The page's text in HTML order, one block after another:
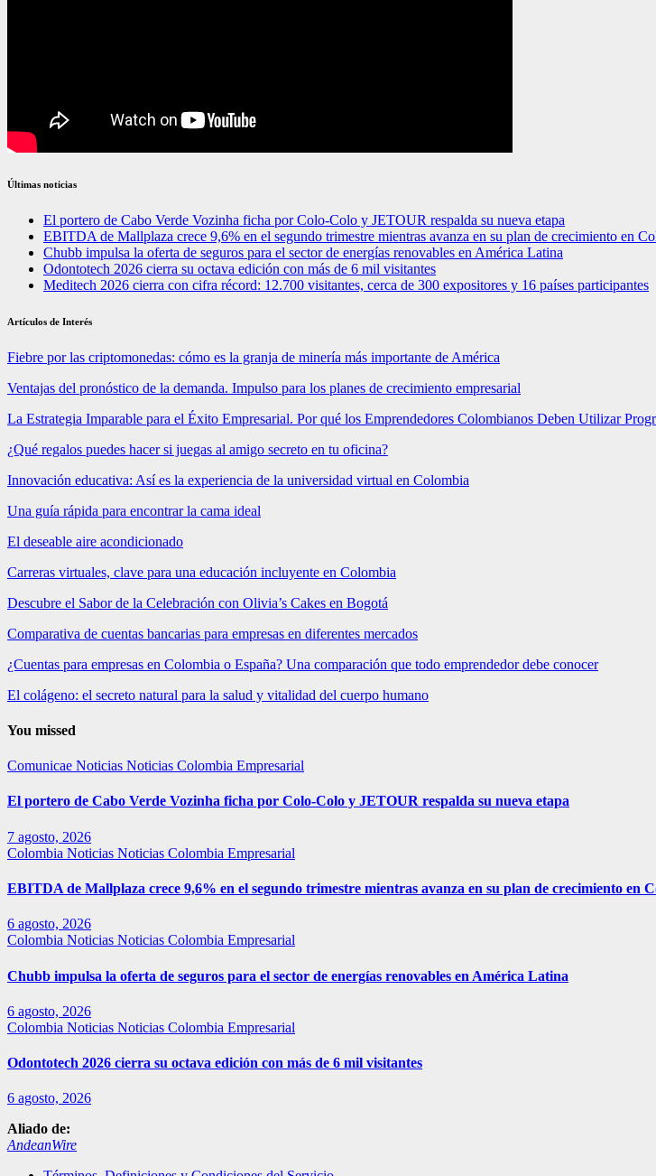
Últimas noticias
El portero de Cabo Verde Vozinha ficha por Colo-Colo y JETOUR respalda su nueva etapa
EBITDA de Mallplaza crece 9,6% en el segundo trimestre mientras avanza en su plan de crecimiento en
Chubb impulsa la oferta de seguros para el sector de energías renovables en América Latina
Odontotech 2026 cierra su octava edición con más de 6 mil visitantes
Meditech 2026 cierra con cifra récord: 12.700 visitantes, cerca de 300 expositores y 16 países participantes
Artículos de Interés
Fiebre por las criptomonedas: cómo es la granja de minería más importante de América
Ventajas del pronóstico de la demanda. Impulso para los planes de crecimiento empresarial
La Estrategia Imparable para el Éxito Empresarial. Por qué los Emprendedores Colombianos Deben Utilizar
¿Qué regalos puedes hacer si juegas al amigo secreto en tu oficina?
Innovación educativa: Así es la experiencia de la universidad virtual en Colombia
Una guía rápida para encontrar la cama ideal
El deseable aire acondicionado
Carreras virtuales, clave para una educación incluyente en Colombia
Descubre el Sabor de la Celebración con Olivia’s Cakes en Bogotá
Comparativa de cuentas bancarias para empresas en diferentes mercados
¿Cuentas para empresas en Colombia o España? Una comparación que todo emprendedor debe conocer
El colágeno: el secreto natural para la salud y vitalidad del cuerpo humano
You missed
Comunicae Noticias Noticias Colombia Empresarial
El portero de Cabo Verde Vozinha ficha por Colo-Colo y JETOUR respalda su nueva etapa
7 agosto, 2026
Colombia Noticias Noticias Colombia Empresarial
EBITDA de Mallplaza crece 9,6% en el segundo trimestre mientras avanza en su plan de crecimiento en
6 agosto, 2026
Colombia Noticias Noticias Colombia Empresarial
Chubb impulsa la oferta de seguros para el sector de energías renovables en América Latina
6 agosto, 2026
Colombia Noticias Noticias Colombia Empresarial
Odontotech 2026 cierra su octava edición con más de 6 mil visitantes
6 agosto, 2026
Aliado de:
AndeanWire